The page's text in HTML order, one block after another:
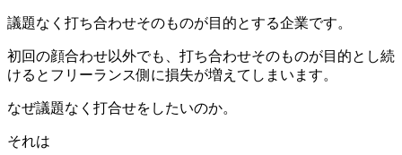
議題なく打ち合わせそのものが目的とする企業です。
初回の顔合わせ以外でも、打ち合わせそのものが目的とし続
けるとフリーランス側に損失が増えてしまいます。
なぜ議題なく打合せをしたいのか。
それは